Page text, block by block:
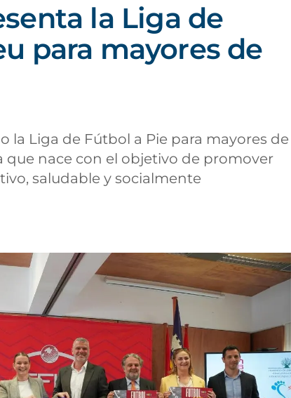
la Liga de
para mayores de
la Liga de Fútbol a Pie para mayores de
que nace con el objetivo de promover
saludable y socialmente